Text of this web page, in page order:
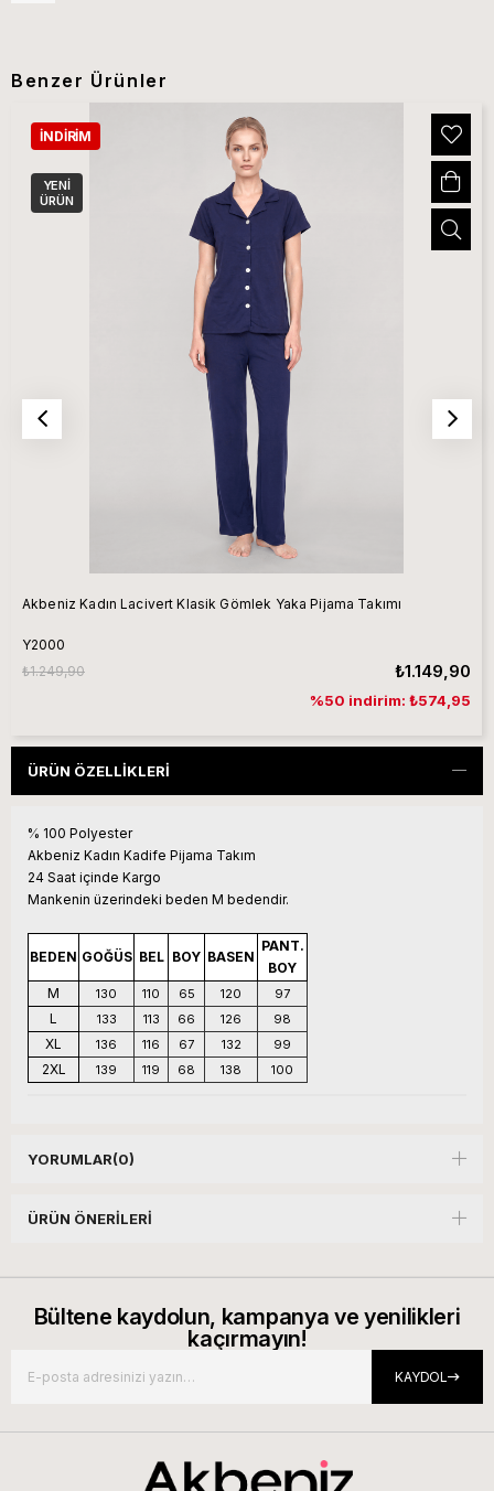
Benzer Ürünler
Akbeniz Kadın Lacivert Klasik Gömlek Yaka Pijama Takımı
Y2000
₺1.149,90
₺1.249,90
%50 indirim: ₺574,95
İNDIRIM
YENI
ÜRÜN
ÜRÜN ÖZELLIKLERI
% 100 Polyester
Akbeniz Kadın Kadife Pijama Takım
24 Saat içinde Kargo
Mankenin üzerindeki beden M bedendir.
BEDEN GOĞÜS BEL BOY BASEN
PANT.
BOY
M
130 110 65 120 97
L 133 113 66 126 98
XL 136 116 67 132 99
2XL 139 119 68 138 100
YORUMLAR(0)
ÜRÜN ÖNERILERI
Bültene kaydolun, kampanya ve yenilikleri
kaçırmayın!
KAYDOL